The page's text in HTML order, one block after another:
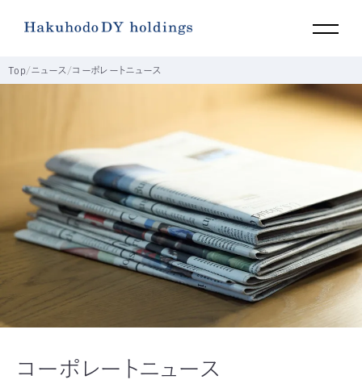
コーポレートニュース
Top ニュース コーポレートニュース